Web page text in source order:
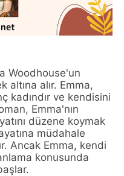
Woodhouse'un
altına alır. Emma,
kadındır ve kendisini
Emma'nın
düzene koymak
müdahale
Ancak Emma, kendi
konusunda